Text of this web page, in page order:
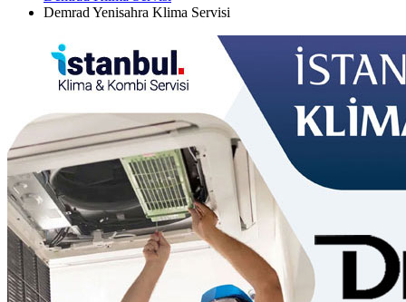
Demrad Yenisahra Klima Servisi